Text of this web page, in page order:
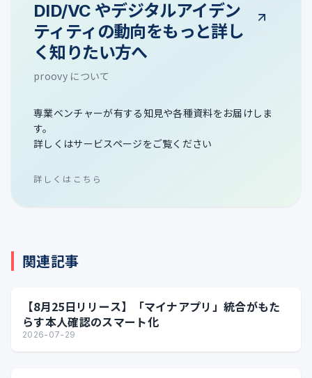
DID/VC やデジタルアイデン
ティティの動向をもっと詳し
く知りたい方へ
proovy について
専業ベンチャーが有する知見や各種資料をお届けしま
す。
詳しくはサービスページをご覧ください
詳しくはこちら
関連記事
【8月25日リリース】「マイナアプリ」統合がもた
らす本人確認のスマート化
2026-07-29